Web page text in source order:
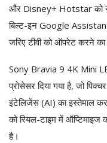
और Disney+ Hotstar को
बिल्ट-इन Google
जरिए टीवी को ऑपरेट करने
Sony Bravia 9 4K Mini
प्रोसेसर दिया गया है, जो
इंटेलिजेंस (AI) का इस्तेमाल
को रियल-टाइम में ऑप्टिमाइज
है।